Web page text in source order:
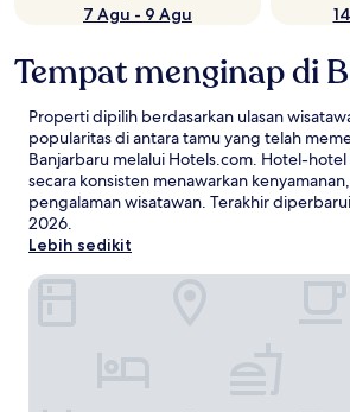
7 Agu - 9 Agu
Tempat menginap di
Properti dipilih berdasarkan ulasan
popularitas di antara tamu yang telah
Banjarbaru melalui Hotels.com. Hotel-
secara konsisten menawarkan
pengalaman wisatawan. Terakhir
2026.
Lebih sedikit
Hotel Novotel Banjarmasin Airport